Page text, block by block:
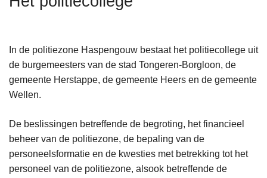
In de politiezone Haspengouw bestaat het politiecollege uit
de burgemeesters van de stad Tongeren-Borgloon, de
gemeente Herstappe, de gemeente Heers en de gemeente
Wellen.
De beslissingen betreffende de begroting, het financieel
beheer van de politiezone, de bepaling van de
personeelsformatie en de kwesties met betrekking tot het
personeel van de politiezone, alsook betreffende de